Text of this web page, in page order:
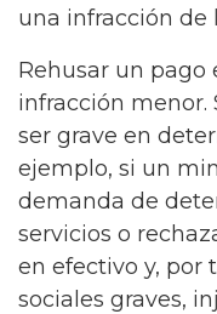
una infracción de
Rehusar un pago
infracción menor.
ser grave en
ejemplo, si un
demanda de
servicios o
en efectivo y, por
sociales graves,